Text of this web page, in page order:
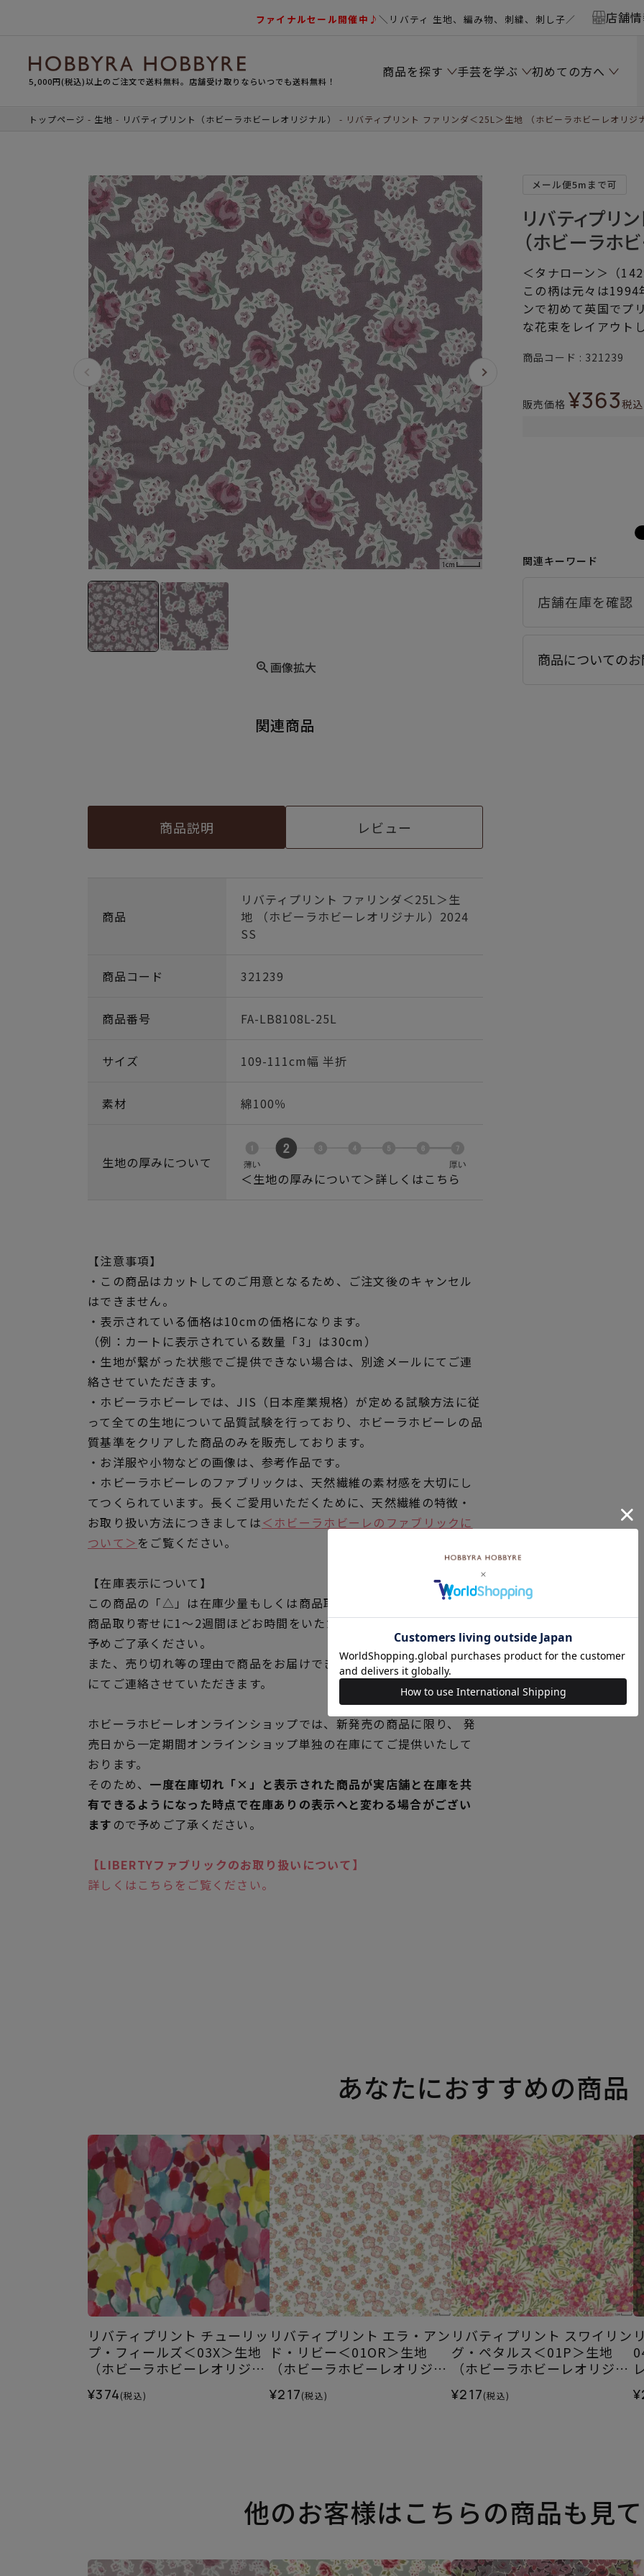
ファイナルセール開催中♪＼リバティ 生地、編み物、刺繍、刺し子／ 店舗
5,000円(税込)以上のご注文で送料無料。店舗受け取りならいつでも送料無料！
商品を探す 手芸を学ぶ 初めての方へ
トップページ 生地 リバティプリント（ホビーラホビーレオリジナル） リバティプリント ファリンダ＜25L＞生地 （ホビーラホビーレオリジ
画像拡大
関連商品
商品説明 レビュー
商品
リバティプリント ファリンダ＜25L＞生
地 （ホビーラホビーレオリジナル）2024
SS
商品コード 321239
商品番号 FA-LB8108L-25L
サイズ 109-111cm幅 半折
素材 綿100％
生地の厚みについて
＜生地の厚みについて＞詳しくはこちら
【注意事項】
・この商品はカットしてのご用意となるため、ご注文後のキャンセル
はできません。
・表示されている価格は10cmの価格になります。
（例：カートに表示されている数量「3」は30cm）
・生地が繋がった状態でご提供できない場合は、別途メールにてご連
絡させていただきます。
・ホビーラホビーレでは、JIS（日本産業規格）が定める試験方法に従
って全ての生地について品質試験を行っており、ホビーラホビーレの品
質基準をクリアした商品のみを販売しております。
・お洋服や小物などの画像は、参考作品です。
・ホビーラホビーレのファブリックは、天然繊維の素材感を大切にし
てつくられています。長くご愛用いただくために、天然繊維の特徴・
お取り扱い方法につきましては＜ホビーラホビーレのファブリックに
ついて＞ をご覧ください。
【在庫表示について】
この商品の「△」は在庫少量もしくは商品取り寄せの表示です。
商品取り寄せに1～2週間ほどお時間をいただく場合がございますので
予めご了承ください。
また、売り切れ等の理由で商品をお届けできない場合は、別途メール
にてご連絡させていただきます。
ホビーラホビーレオンラインショップでは、新発売の商品に限り、 発
売日から一定期間オンラインショップ単独の在庫にてご提供いたして
おります。
そのため、 一度在庫切れ「×」と表示された商品が実店舗と在庫を共
有できるようになった時点で在庫ありの表示へと変わる場合がござい
ます ので予めご了承ください。
【LIBERTYファブリックのお取り扱いについて】
詳しくはこちらをご覧ください。
メール便5mまで可
リバティプリ
（ホビーラホ
＜タナローン＞（142
この柄は元々は
ンで初めて英国でプ
な花束をレイアウト
商品コード 321239
販売価格 ¥363税込
関連キーワード
商品についての
あなたにおすすめの商品
リバティプリント チューリッ
プ・フィールズ＜03X＞生地
（ホビーラホビーレオリジナ
¥374(税込)
リバティプリント エラ・アン
ド・リビー＜01OR＞生地
（ホビーラホビーレオリジナ
¥217(税込)
リバティプリント スワイリン
グ・ペタルス＜01P＞生地
（ホビーラホビーレオリジナ
¥217(税込)
他のお客様はこちらの商品も見